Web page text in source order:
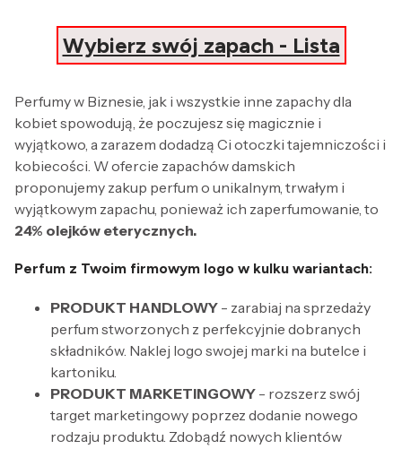
Wybierz swój zapach - Lista
Perfumy w Biznesie, jak i wszystkie inne zapachy dla
kobiet spowodują, że poczujesz się magicznie i
wyjątkowo, a zarazem dodadzą Ci otoczki tajemniczości i
kobiecości. W ofercie zapachów damskich
proponujemy zakup perfum o unikalnym, trwałym i
wyjątkowym zapachu, ponieważ ich zaperfumowanie, to
24% olejków eterycznych.
Perfum z Twoim firmowym logo w kulku wariantach:
PRODUKT HANDLOWY - zarabiaj na sprzedaży
perfum stworzonych z perfekcyjnie dobranych
składników. Naklej logo swojej marki na butelce i
kartoniku.
PRODUKT MARKETINGOWY - rozszerz swój
target marketingowy poprzez dodanie nowego
rodzaju produktu. Zdobądź nowych klientów